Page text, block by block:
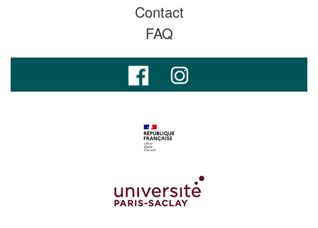
Contact
FAQ